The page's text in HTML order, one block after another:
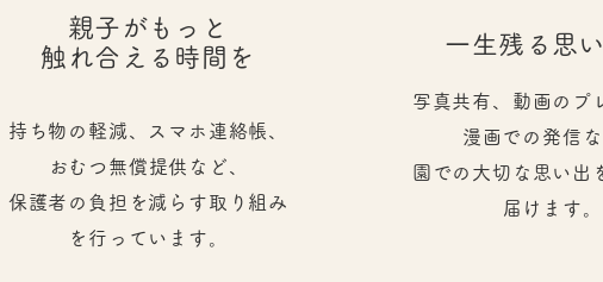
親子がもっと
触れ合える時間を
持ち物の軽減、スマホ連絡帳、
おむつ無償提供など、
保護者の負担を減らす取り組み
を行っています。
一生残る思
写真共有、動画のプ
漫画での発信な
園での大切な思い出
届けます。